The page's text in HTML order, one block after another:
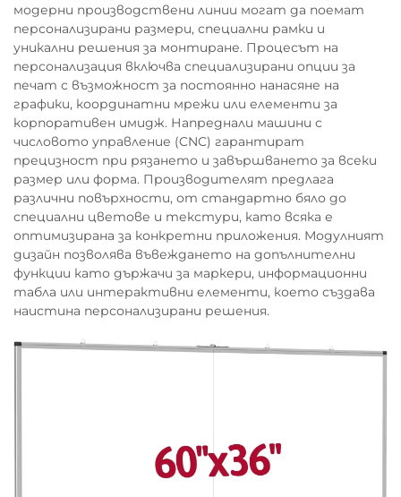
модерни производствени линии могат да поемат
персонализирани размери, специални рамки и
уникални решения за монтиране. Процесът на
персонализация включва специализирани опции за
печат с възможност за постоянно нанасяне на
графики, координатни мрежи или елементи за
корпоративен имидж. Напреднали машини с
числовото управление (CNC) гарантират
прецизност при рязането и завършването за всеки
размер или форма. Производителят предлага
различни повърхности, от стандартно бяло до
специални цветове и текстури, като всяка е
оптимизирана за конкретни приложения. Модулният
дизайн позволява въвеждането на допълнителни
функции като държачи за маркери, информационни
табла или интерактивни елементи, което създава
наистина персонализирани решения.